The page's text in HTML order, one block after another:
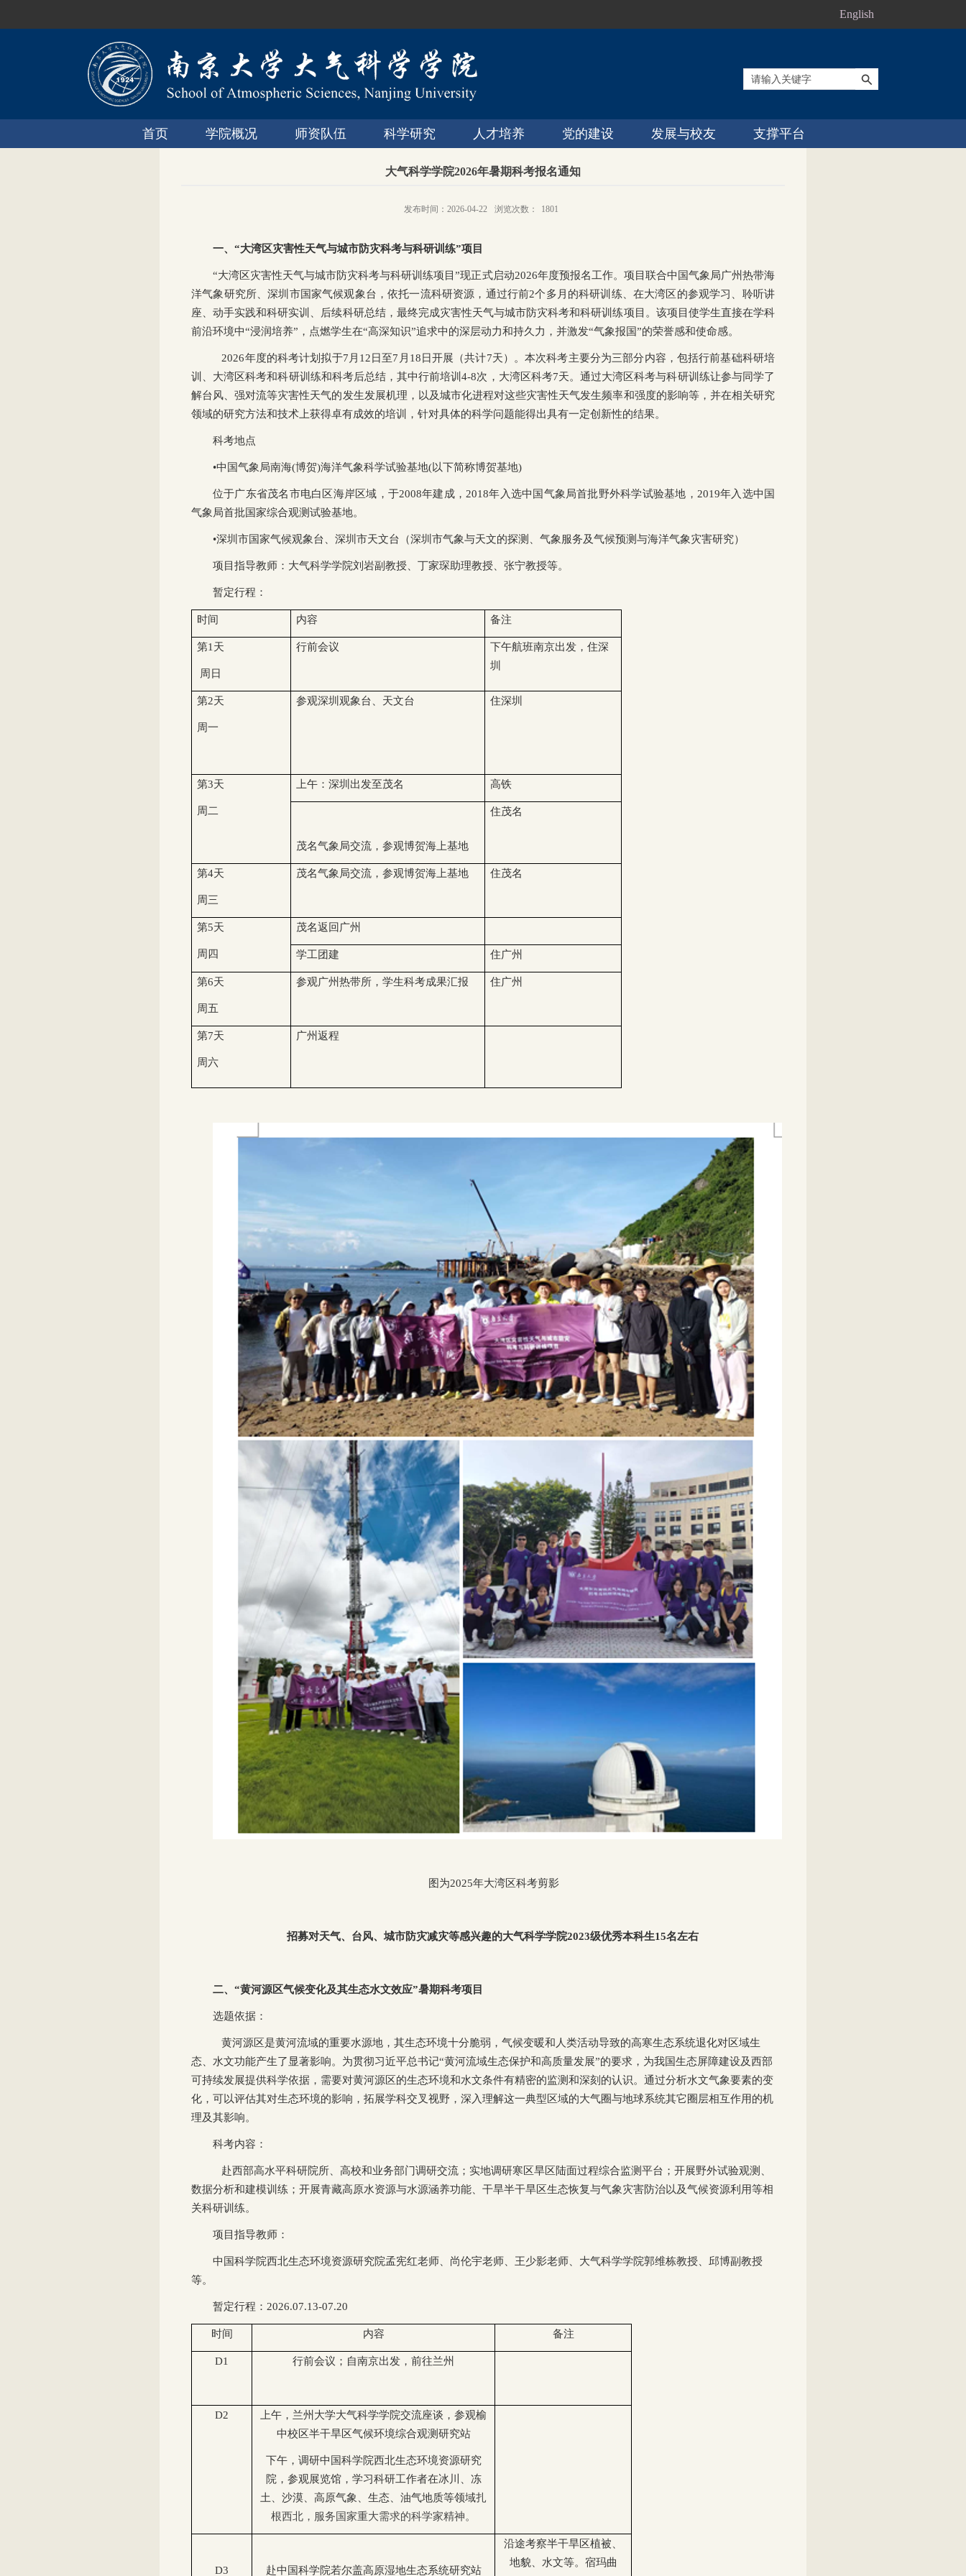
English
首页 学院概况 师资队伍 科学研究 人才培养 党的建设 发展与校友 支撑平台
大气科学学院2026年暑期科考报名通知
发布时间：2026-04-22 浏览次数： 1801
一、“大湾区灾害性天气与城市防灾科考与科研训练”项目
“大湾区灾害性天气与城市防灾科考与科研训练项目”现正式启动2026年度预报名工作。项目联合中国气象局广州热带海
洋气象研究所、深圳市国家气候观象台，依托一流科研资源，通过行前2个多月的科研训练、在大湾区的参观学习、聆听讲
座、动手实践和科研实训、后续科研总结，最终完成灾害性天气与城市防灾科考和科研训练项目。该项目使学生直接在学科
前沿环境中“浸润培养”，点燃学生在“高深知识”追求中的深层动力和持久力，并激发“气象报国”的荣誉感和使命感。
2026年度的科考计划拟于7月12日至7月18日开展（共计7天）。本次科考主要分为三部分内容，包括行前基础科研培
训、大湾区科考和科研训练和科考后总结，其中行前培训4-8次，大湾区科考7天。通过大湾区科考与科研训练让参与同学了
解台风、强对流等灾害性天气的发生发展机理，以及城市化进程对这些灾害性天气发生频率和强度的影响等，并在相关研究
领域的研究方法和技术上获得卓有成效的培训，针对具体的科学问题能得出具有一定创新性的结果。
科考地点
•中国气象局南海(博贺)海洋气象科学试验基地(以下简称博贺基地)
位于广东省茂名市电白区海岸区域，于2008年建成，2018年入选中国气象局首批野外科学试验基地，2019年入选中国
气象局首批国家综合观测试验基地。
•深圳市国家气候观象台、深圳市天文台（深圳市气象与天文的探测、气象服务及气候预测与海洋气象灾害研究）
项目指导教师：大气科学学院刘岩副教授、丁家琛助理教授、张宁教授等。
暂定行程：
时间 内容 备注
第1 天
周日
行前会议
下午航班南京出发，住深
圳
第2天
周一
参观深圳观象台、天文台 住深圳
第3天
周二
上午：深圳出发至茂名 高铁
茂名气象局交流，参观博贺海上基地
住茂名
第4天
周三
茂名气象局交流，参观博贺海上基地 住茂名
第5天
周四
茂名返回广州
学工团建 住广州
第6天
周五
参观广州热带所，学生科考成果汇报 住广州
第7天
周六
广州返程
图为2025年大湾区科考剪影
招募对天气、台风、城市防灾减灾等感兴趣的大气科学学院2023级优秀本科生15名左右
二、“黄河源区气候变化及其生态水文效应”暑期科考项目
选题依据：
黄河源区是黄河流域的重要水源地，其生态环境十分脆弱，气候变暖和人类活动导致的高寒生态系统退化对区域生
态、水文功能产生了显著影响。为贯彻习近平总书记“黄河流域生态保护和高质量发展”的要求，为我国生态屏障建设及西部
可持续发展提供科学依据，需要对黄河源区的生态环境和水文条件有精密的监测和深刻的认识。通过分析水文气象要素的变
化，可以评估其对生态环境的影响，拓展学科交叉视野，深入理解这一典型区域的大气圈与地球系统其它圈层相互作用的机
理及其影响。
科考内容：
赴西部高水平科研院所、高校和业务部门调研交流；实地调研寒区旱区陆面过程综合监测平台；开展野外试验观测、
数据分析和建模训练；开展青藏高原水资源与水源涵养功能、干旱半干旱区生态恢复与气象灾害防治以及气候资源利用等相
关科研训练。
项目指导教师：
中国科学院西北生态环境资源研究院孟宪红老师、尚伦宇老师、王少影老师、大气科学学院郭维栋教授、邱博副教授
等。
暂定行程：2026.07.13-07.20
时间 内容 备注
D1 行前会议；自南京出发，前往兰州
D2
上午，兰州大学大气科学学院交流座谈，参观榆
中校区半干旱区气候环境综合观测研究站
下午，调研中国科学院西北生态环境资源研究
院，参观展览馆，学习科研工作者在冰川、冻
土、沙漠、高原气象、生态、油气地质等领域扎
根西北，服务国家重大需求的科学家精神。
D3 赴中国科学院若尔盖高原湿地生态系统研究站
沿途考察半干旱区植被、
地貌、水文等。宿玛曲